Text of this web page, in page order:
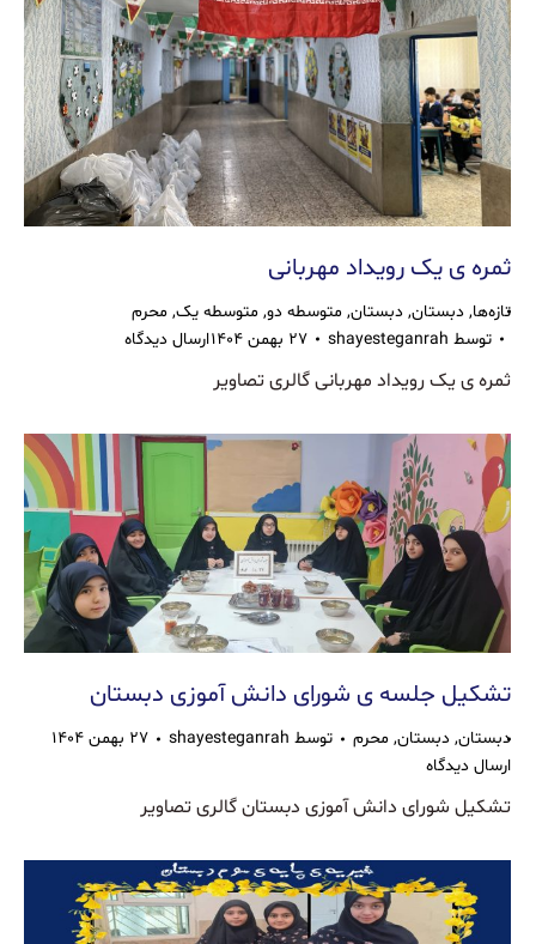
ثمره ی یک رویداد مهربانی
تازه‌ها, دبستان, دبستان, متوسطه دو, متوسطه یک, محرم
توسط shayesteganrah ۲۷ بهمن ۱۴۰۴ ارسال دیدگاه
ثمره ی یک رویداد مهربانی گالری تصاویر
تشکیل جلسه ی شورای دانش آموزی دبستان
دبستان, دبستان, محرم توسط shayesteganrah
۲۷ بهمن ۱۴۰۴
ارسال دیدگاه
تشکیل شورای دانش آموزی دبستان گالری تصاویر